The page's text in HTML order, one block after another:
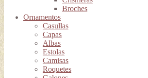
Broches
Ornamentos
Casullas
Capas
Albas
Estolas
Camisas
Roquetes